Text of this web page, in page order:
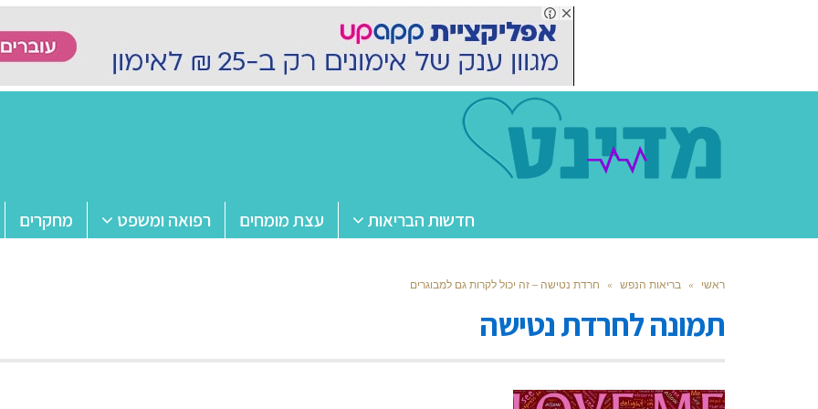
חדשות הבריאות עצת מומחים רפואה ומשפט מחקרים
ראשי » בריאות הנפש » חרדת נטישה – זה יכול לקרות גם למבוגרים
תמונה לחרדת נטישה